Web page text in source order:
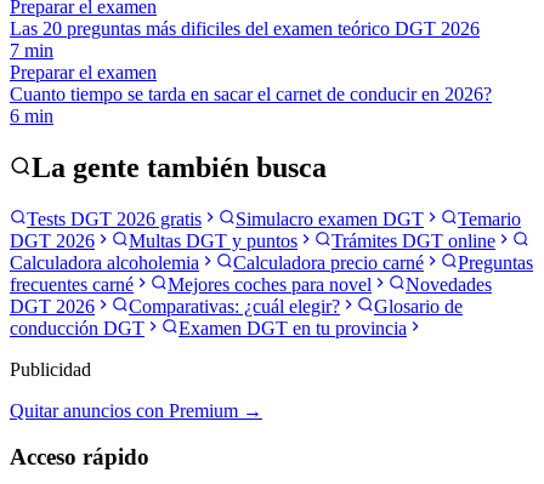
Preparar el examen
Las 20 preguntas más dificiles del examen teórico DGT 2026
7 min
Preparar el examen
Cuanto tiempo se tarda en sacar el carnet de conducir en 2026?
6 min
La gente también busca
Tests DGT 2026 gratis Simulacro examen DGT
Temario
DGT 2026
Multas DGT y puntos
Trámites DGT online
Calculadora alcoholemia
Calculadora precio carné
Preguntas
frecuentes carné
Mejores coches para novel
Novedades
DGT 2026
Comparativas: ¿cuál elegir?
Glosario de
conducción DGT
Examen DGT en tu provincia
Publicidad
Quitar anuncios con Premium →
Acceso rápido